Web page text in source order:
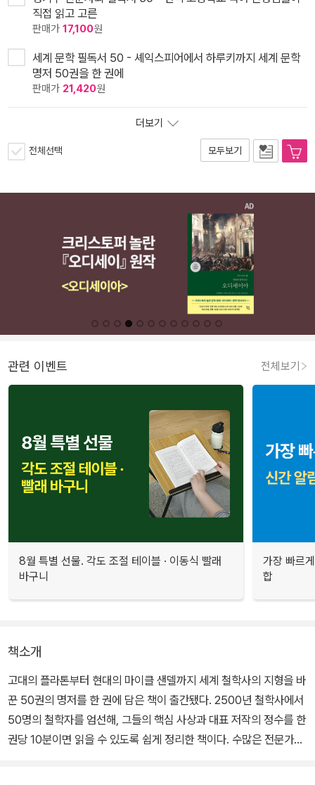
직접 읽고 고른
판매가 17,100원
세계 문학 필독서 50 - 셰익스피어에서 하루키까지 세계 문학
명저 50권을 한 권에
판매가 21,420원
더보기
전체선택 모두보기
관련 이벤트 전체보기
8월 특별 선물. 각도 조절 테이블 · 이동식 빨래
바구니
가장 빠르
합
책소개
고대의 플라톤부터 현대의 마이클 샌델까지 세계 철학사의 지형을 바
꾼 50권의 명저를 한 권에 담은 책이 출간됐다. 2500년 철학사에서
50명의 철학자를 엄선해, 그들의 핵심 사상과 대표 저작의 정수를 한
권당 10분이면 읽을 수 있도록 쉽게 정리한 책이다. 수많은 전문가에